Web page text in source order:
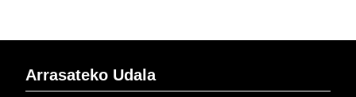
Arrasateko Udala